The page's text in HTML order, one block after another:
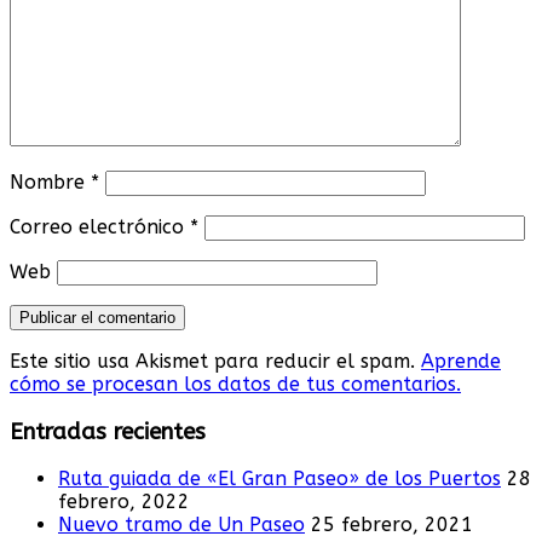
Nombre *
Correo electrónico *
Web
Este sitio usa Akismet para reducir el spam. Aprende
cómo se procesan los datos de tus comentarios.
Entradas recientes
Ruta guiada de «El Gran Paseo» de los Puertos 28
febrero, 2022
Nuevo tramo de Un Paseo 25 febrero, 2021